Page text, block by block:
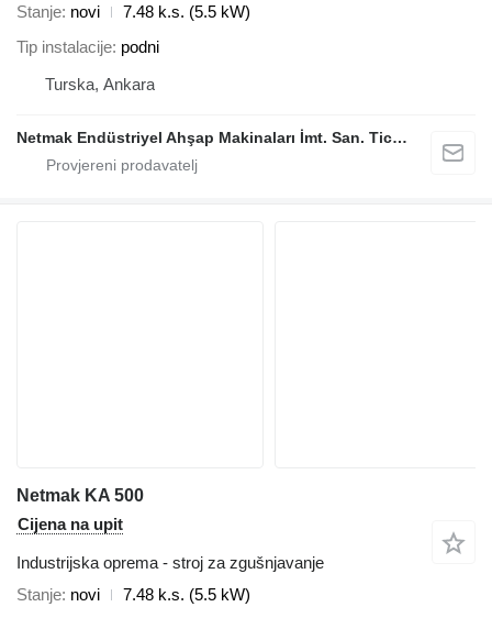
Stanje novi
7.48 k.s. (5.5 kW)
Tip instalacije podni
Turska, Ankara
Netmak Endüstriyel Ahşap Makinaları İmt. San. Tic. A.Ş.
Netmak KA 500
Cijena na upit
Industrijska oprema - stroj za zgušnjavanje
Stanje novi
7.48 k.s. (5.5 kW)